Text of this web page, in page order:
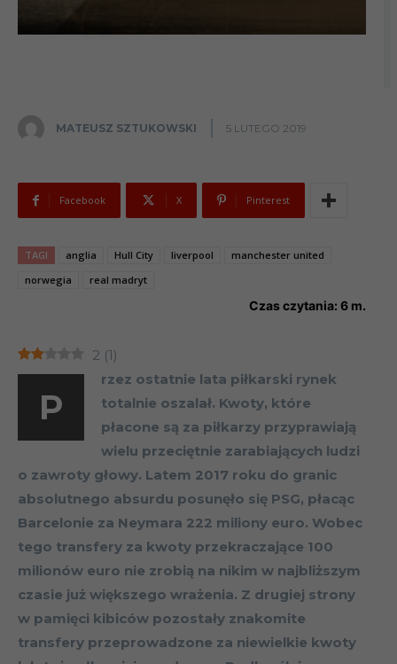
MATEUSZ SZTUKOWSKI 5 LUTEGO 2019
Facebook X Pinterest
TAGI anglia Hull City liverpool
manchester united
norwegia
real madryt
Czas czytania: 6 m.
2 (1)
P
rzez ostatnie lata piłkarski rynek
totalnie oszalał. Kwoty, które
płacone są za piłkarzy przyprawiają
wielu przeciętnie zarabiających ludzi
o zawroty głowy. Latem 2017 roku do granic
absolutnego absurdu posunęło się PSG, płacąc
Barcelonie za Neymara 222 miliony euro. Wobec
tego transfery za kwoty przekraczające 100
milionów euro nie zrobią na nikim w najbliższym
czasie już większego wrażenia. Z drugiej strony
w pamięci kibiców pozostały znakomite
transfery przeprowadzone za niewielkie kwoty